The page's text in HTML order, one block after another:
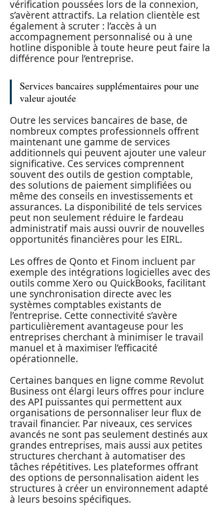
vérification poussées lors de la connexion,
s’avèrent attractifs. La relation clientèle est
également à scruter : l’accès à un
accompagnement personnalisé ou à une
hotline disponible à toute heure peut faire la
différence pour l’entreprise.
Services bancaires supplémentaires pour une
valeur ajoutée
Outre les services bancaires de base, de
nombreux comptes professionnels offrent
maintenant une gamme de services
additionnels qui peuvent ajouter une valeur
significative. Ces services comprennent
souvent des outils de gestion comptable,
des solutions de paiement simplifiées ou
même des conseils en investissements et
assurances. La disponibilité de tels services
peut non seulement réduire le fardeau
administratif mais aussi ouvrir de nouvelles
opportunités financières pour les EIRL.
Les offres de Qonto et Finom incluent par
exemple des intégrations logicielles avec des
outils comme Xero ou QuickBooks, facilitant
une synchronisation directe avec les
systèmes comptables existants de
l’entreprise. Cette connectivité s’avère
particulièrement avantageuse pour les
entreprises cherchant à minimiser le travail
manuel et à maximiser l’efficacité
opérationnelle.
Certaines banques en ligne comme Revolut
Business ont élargi leurs offres pour inclure
des API puissantes qui permettent aux
organisations de personnaliser leur flux de
travail financier. Par niveaux, ces services
avancés ne sont pas seulement destinés aux
grandes entreprises, mais aussi aux petites
structures cherchant à automatiser des
tâches répétitives. Les plateformes offrant
des options de personnalisation aident les
structures à créer un environnement adapté
à leurs besoins spécifiques.